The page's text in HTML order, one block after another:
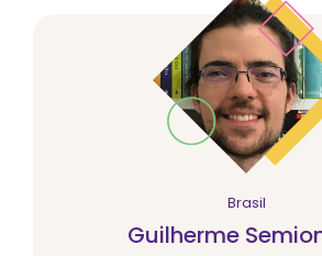
Brasil
Guilherme